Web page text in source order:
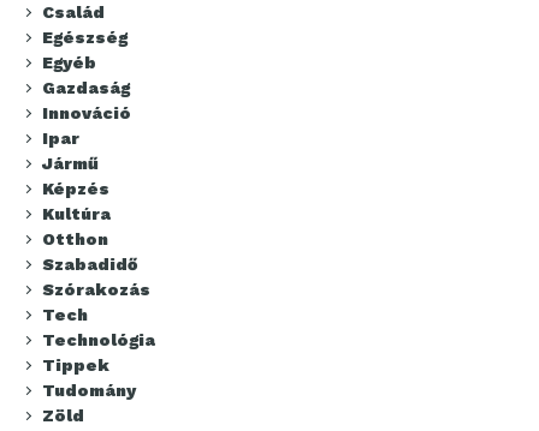
Család
Egészség
Egyéb
Gazdaság
Innováció
Ipar
Jármű
Képzés
Kultúra
Otthon
Szabadidő
Szórakozás
Tech
Technológia
Tippek
Tudomány
Zöld